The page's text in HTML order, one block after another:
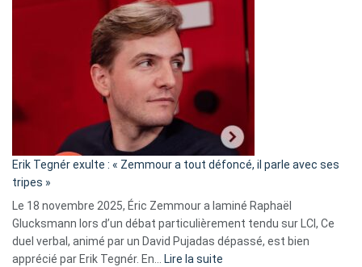
d’alliance
secrète
«
C’est
fake
news
»
Erik Tegnér exulte : « Zemmour a tout défoncé, il parle avec ses
tripes »
Le 18 novembre 2025, Éric Zemmour a laminé Raphaël
Glucksmann lors d’un débat particulièrement tendu sur LCI, Ce
duel verbal, animé par un David Pujadas dépassé, est bien
apprécié par Erik Tegnér. En… Lire la suite